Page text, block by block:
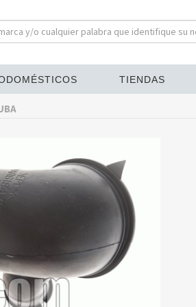
TIENDAS